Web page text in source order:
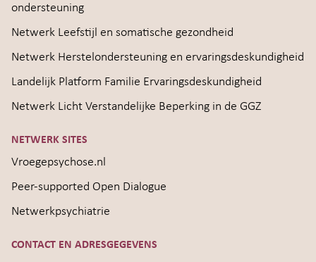
ondersteuning
Netwerk Leefstijl en somatische gezondheid
Netwerk Herstelondersteuning en ervaringsdeskundigheid
Landelijk Platform Familie Ervaringsdeskundigheid
Netwerk Licht Verstandelijke Beperking in de GGZ
NETWERK SITES
Vroegepsychose.nl
Peer-supported Open Dialogue
Netwerkpsychiatrie
CONTACT EN ADRESGEGEVENS